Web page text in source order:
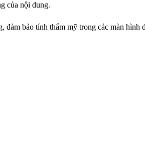
của nội dung.
đảm bảo tính thẩm mỹ trong các màn hình